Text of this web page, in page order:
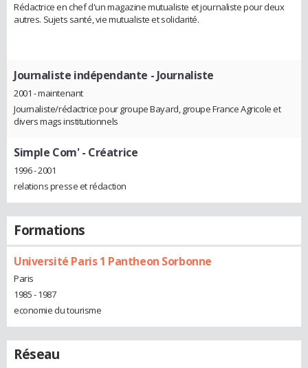
Rédactrice en chef d'un magazine mutualiste et journaliste pour deux
autres. Sujets santé, vie mutualiste et solidarité.
Journaliste indépendante - Journaliste
2001 - maintenant
Journaliste/rédactrice pour groupe Bayard, groupe France Agricole et
divers mags institutionnels
Simple Com'- Créatrice
1996 - 2001
relations presse et rédaction
Formations
Université Paris 1 Pantheon Sorbonne
Paris
1985 - 1987
economie du tourisme
Réseau